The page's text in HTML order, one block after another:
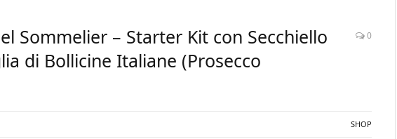
Sommelier – Starter Kit con Secchiello
di Bollicine Italiane (Prosecco
0
SHOP